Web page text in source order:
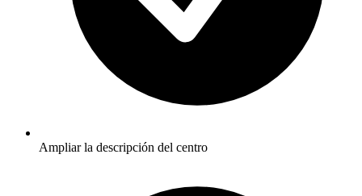
Ampliar la descripción del centro